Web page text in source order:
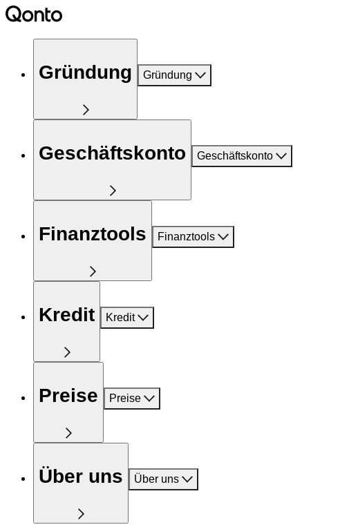
Gründung Gründung
Geschäftskonto Geschäftskonto
Finanztools Finanztools
Kredit Kredit
Preise Preise
Über uns Über uns